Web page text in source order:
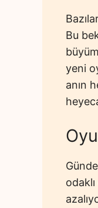
Bu
yeni
anın